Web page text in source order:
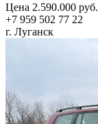
Цена 2.590.000 руб.
+7 959 502 77 22
г. Луганск